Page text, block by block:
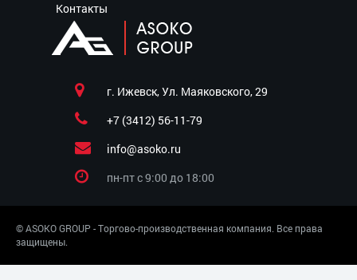
Контакты
г. Ижевск, Ул. Маяковского, 29
+7 (3412) 56-11-79
info@asoko.ru
пн-пт c 9:00 до 18:00
© ASOKO GROUP - Торгово-производственная компания. Все права
защищены.